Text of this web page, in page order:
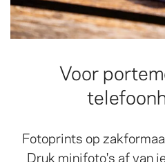
Voor
Fotoprints op
Druk minifoto's af van